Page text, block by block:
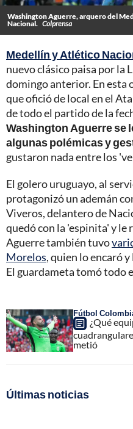
Washington Aguerre, arquero del
Nacional. Colprensa
Medellín y Atlético
nuevo clásico paisa por la
domingo anterior. En esta
que ofició de local en el
de todo el partido de la
Washington Aguerre se
algunas polémicas y
gustaron nada entre los
El golero uruguayo, al
protagonizó un ademán
Viveros, delantero de
quedó con la 'espinita' y le
Aguerre también tuvo
Morelos, quien lo encaró
El guardameta tomó todo
Fútbol
¿Qué
metió
Últimas noticias